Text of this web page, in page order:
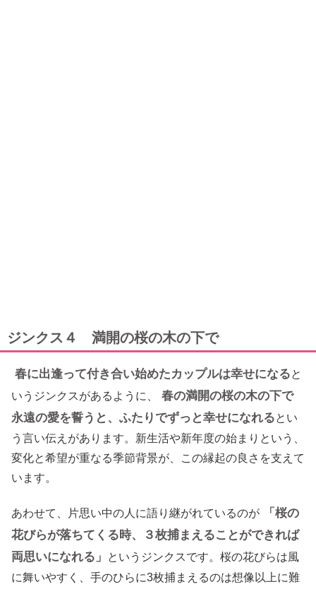
ジンクス４ 満開の桜の木の下で
春に出逢って付き合い始めたカップルは幸せになると
いうジンクスがあるように、
春の満開の桜の木の下で
永遠の愛を誓うと、ふたりでずっと幸せになれるとい
う言い伝えがあります。新生活や新年度の始まりという、
変化と希望が重なる季節背景が、この縁起の良さを支えて
います。
あわせて、片思い中の人に語り継がれているのが
「桜の
花びらが落ちてくる時、３枚捕まえることができれば
両思いになれる」
というジンクスです。桜の花びらは風
に舞いやすく、手のひらに3枚捕まえるのは想像以上に難